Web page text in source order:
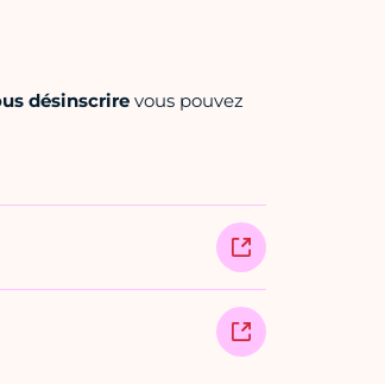
désinscrirevous pouvez